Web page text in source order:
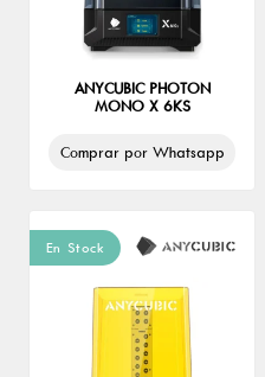
ANYCUBIC PHOTON
MONO X 6KS
Comprar por Whatsapp
En Stock